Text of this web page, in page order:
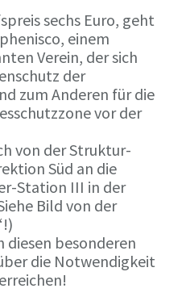
sechs Euro, geht
einem
Verein, der sich
der
zum Anderen für die
vor der
von der Struktur-
Süd an die
Station III in der
Bild von der
diesen besonderen
die Notwendigkeit